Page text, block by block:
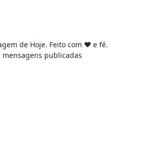
de Hoje. Feito com ❤️ e fé.
mensagens publicadas